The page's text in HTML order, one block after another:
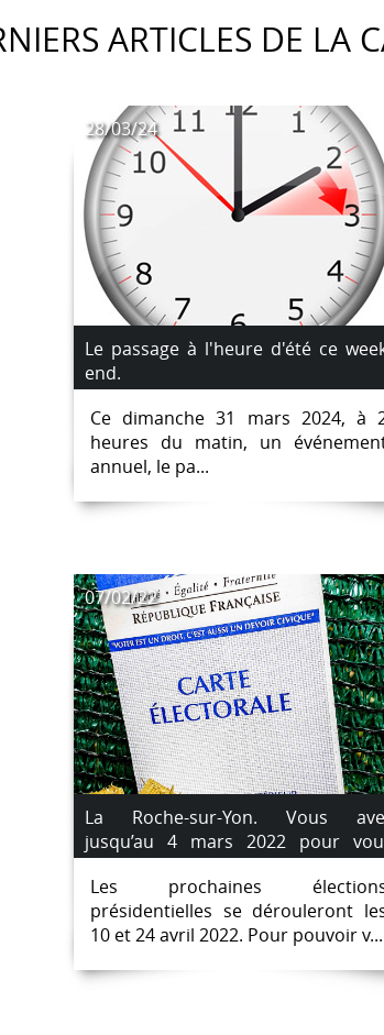
ARTICLES DE LA
28/03/24
Le passage à l'heure d'été ce
end.
Ce dimanche 31 mars 2024, à
heures du matin, un
annuel, le pa...
07/02/22
La Roche-sur-Yon. Vous
jusqu’au 4 mars 2022 pour
inscrire sur les listes électorales.
Les prochaines
présidentielles se dérouleront
10 et 24 avril 2022. Pour pouvoir v...